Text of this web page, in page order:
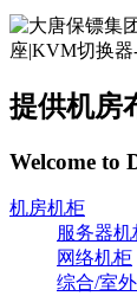
提供机房
Welcome to
机房机柜
服务器机
网络机柜
综合/室